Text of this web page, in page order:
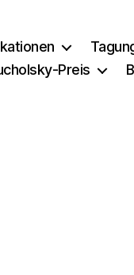
Preis